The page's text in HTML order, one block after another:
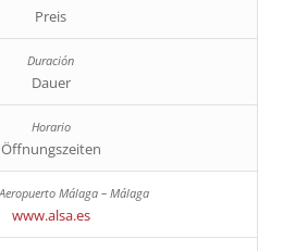
Preis
Dauer
Öffnungszeiten
www.alsa.es